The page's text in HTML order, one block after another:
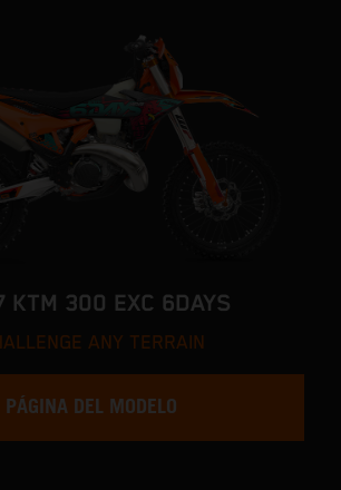
KTM 300 EXC 6DAYS
ANY TERRAIN
PÁGINA DEL MODELO